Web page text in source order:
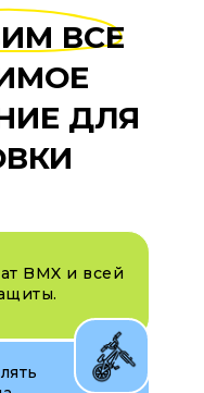
ВСЕ
ДЛЯ
BMX и всей